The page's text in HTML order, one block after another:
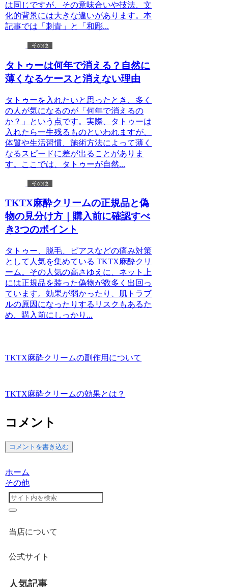
は同じですが、その意味合いや技法、文
化的背景には大きな違いがあります。本
記事では「刺青」と「和彫...
その他
タトゥーは何年で消える？自然に
薄くなるケースと消えない理由
タトゥーを入れたいと思ったとき、多く
の人が気になるのが「何年で消えるの
か？」という点です。実際、タトゥーは
入れたら一生残るものといわれますが、
体質や生活習慣、施術方法によって薄く
なるスピードに差が出ることがありま
す。ここでは、タトゥーが自然...
その他
TKTX麻酔クリームの正規品と偽
物の見分け方｜購入前に確認すべ
き3つのポイント
タトゥー、脱毛、ピアスなどの痛み対策
として人気を集めている TKTX麻酔クリ
ーム。その人気の高さゆえに、ネット上
には正規品を装った偽物が数多く出回っ
ています。効果が弱かったり、肌トラブ
ルの原因になったりするリスクもあるた
め、購入前にしっかり...
TKTX麻酔クリームの副作用について
TKTX麻酔クリームの効果とは？
コメント
コメントを書き込む
ホーム
その他
当店について
公式サイト
人気記事